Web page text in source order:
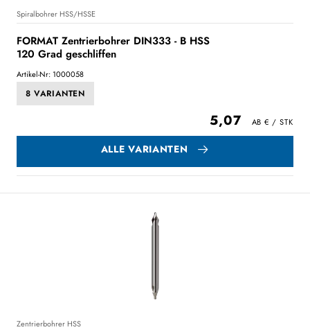
Spiralbohrer HSS/HSSE
FORMAT Zentrierbohrer DIN333 - B HSS
120 Grad geschliffen
Artikel-Nr: 1000058
8 VARIANTEN
5,07
ALLE VARIANTEN
Zentrierbohrer HSS